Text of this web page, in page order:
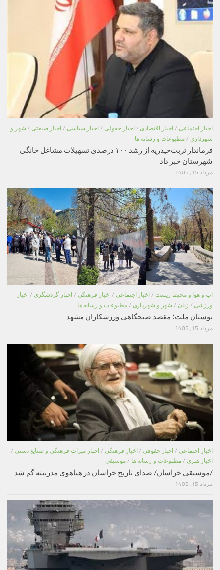
اخبار اجتماعی / اخبار اقتصادی / اخبار حقوقی / اخبار سیاسی / اخبار صنعتی / شهر و
شهرداری / مطبوعات و رسانه ها
فرماندار تربت‌حیدریه از رشد ۱۰۰ درصدی تسهیلات مشاغل خانگی
شهرستان خبر داد
مرداد 15, 1405
اب و هوا و محیط زیست / اخبار اجتماعی / اخبار فرهنگی / اخبار گردشگری / اخبار
ورزشی / زنان / شهر و شهرداری / مطبوعات و رسانه ها
بوستان ملت؛ مقصد صبحگاهی ورزشکاران مشهد
مرداد 15, 1405
اخبار اجتماعی / اخبار حقوقی / اخبار فرهنگی / اخبار میراث فرهنگی و صنایع دستی /
اخبار هنری / مطبوعات و رسانه ها / موسیقی
/موسیقی خراسان/ صدای تاریخ خراسان در هیاهوی مدرنیته گم شد
مرداد 15, 1405